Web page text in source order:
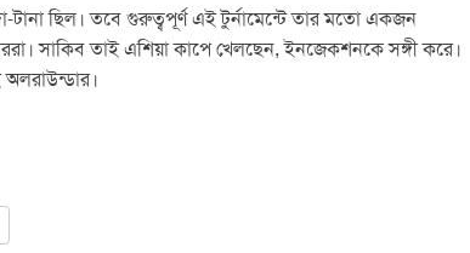
টানা ছিল। তবে গুরুত্বপূর্ণ এই টুর্নামেন্টে তার মতো একজন
সাকিব তাই এশিয়া কাপে খেলছেন, ইনজেকশনকে সঙ্গী করে।